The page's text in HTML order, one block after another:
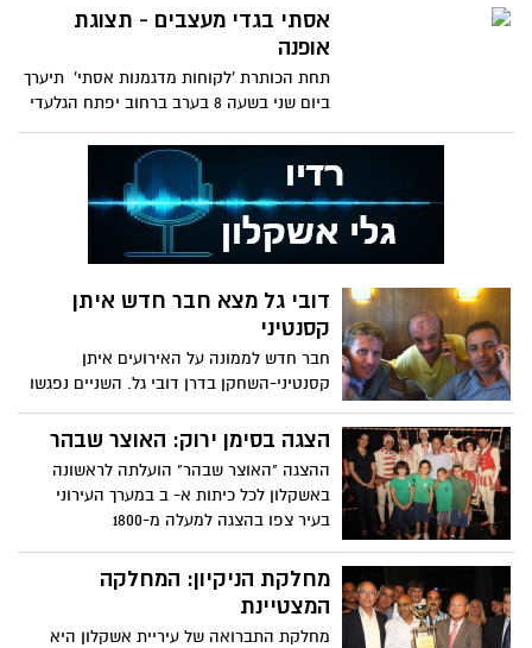
אסתי בגדי מעצבים - תצוגת
אופנה
תחת הכותרת 'לקוחות מדגמנות אסתי' תיערך
ביום שני בשעה 8 בערב ברחוב יפתח הגלעדי
בשכונת בברנע (מרכז
דובי גל מצא חבר חדש איתן
קסנטיני
חבר חדש לממונה על האירועים איתן
קסנטיני-השחקן בדרן דובי גל. השניים נפגשו
במלון גני דן בתיווכו של
הצגה בסימן ירוק: האוצר שבהר
ההצגה "האוצר שבהר" הועלתה לראשונה
באשקלון לכל כיתות א- ב במערך העירוני
בעיר צפו בהצגה למעלה מ-1800
מחלקת הניקיון: המחלקה
המצטיינת
מחלקת התברואה של עיריית אשקלון היא